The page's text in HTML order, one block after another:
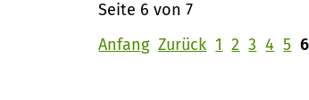
Seite 6 von 7
Anfang Zurück 1 2 3 4 5 6